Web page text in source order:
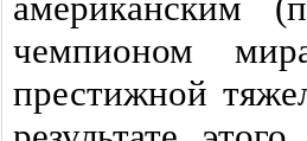
чемпионом
престижной